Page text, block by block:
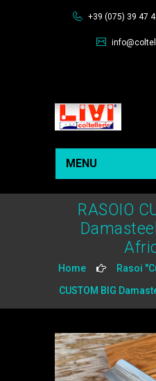
+39 (075) 39 47
MENU
RASOIO
Home Rasoi
CUSTOM BIG